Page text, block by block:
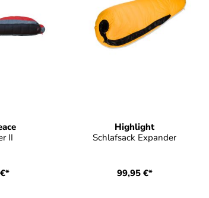
II
Highlight
Schlafsack Expander
99,95 €*